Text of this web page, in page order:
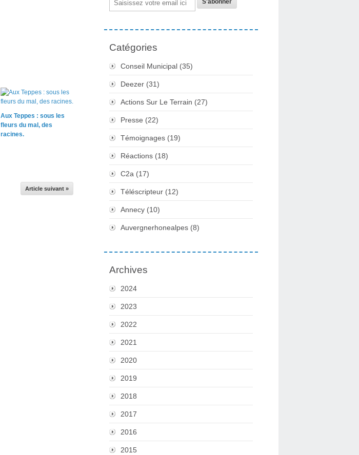
Aux Teppes : sous les
fleurs du mal, des
racines.
Article suivant »
Catégories
Conseil Municipal (35)
Deezer (31)
Actions Sur Le Terrain (27)
Presse (22)
Témoignages (19)
Réactions (18)
C2a (17)
Téléscripteur (12)
Annecy (10)
Auvergnerhonealpes (8)
Archives
2024
2023
2022
2021
2020
2019
2018
2017
2016
2015